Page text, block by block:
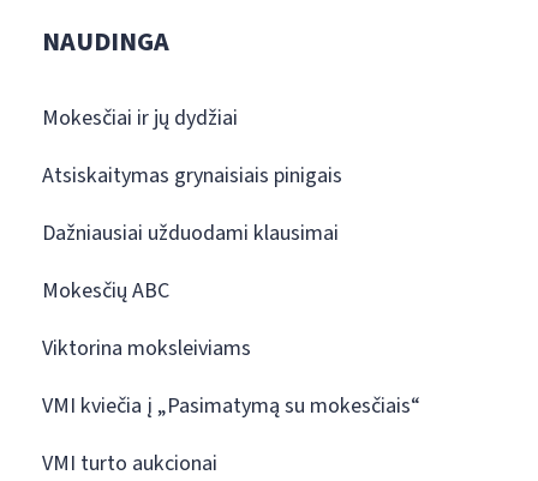
NAUDINGA
Mokesčiai ir jų dydžiai
Atsiskaitymas grynaisiais pinigais
Dažniausiai užduodami klausimai
Mokesčių ABC
Viktorina moksleiviams
VMI kviečia į „Pasimatymą su mokesčiais“
VMI turto aukcionai